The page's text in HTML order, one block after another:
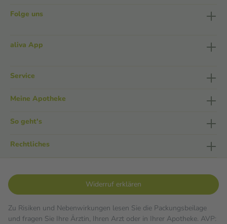
Folge uns
aliva App
Service
Meine Apotheke
So geht's
Rechtliches
Widerruf erklären
Zu Risiken und Nebenwirkungen lesen Sie die Packungsbeilage
und fragen Sie Ihre Ärztin, Ihren Arzt oder in Ihrer Apotheke. AVP: